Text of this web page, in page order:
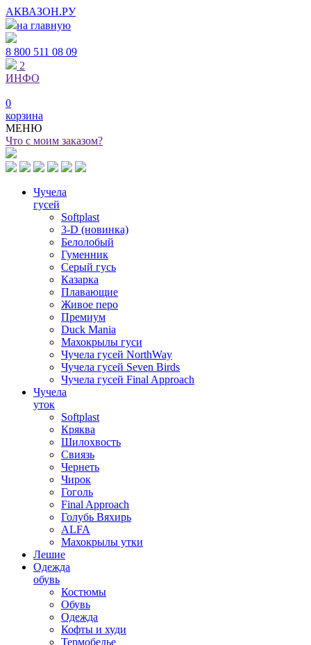
АКВАЗОН.РУ
на главную
8 800 511 08 09
2
ИНФО
0
корзина
МЕНЮ
Что с моим заказом?
Чучела
гусей
Softplast
3-D (новинка)
Белолобый
Гуменник
Серый гусь
Казарка
Плавающие
Живое перо
Премиум
Duck Mania
Махокрылы гуси
Чучела гусей NorthWay
Чучела гусей Seven Birds
Чучела гусей Final Approach
Чучела
уток
Softplast
Кряква
Шилохвость
Свиязь
Чернеть
Чирок
Гоголь
Final Approach
Голубь Вяхирь
ALFA
Махокрылы утки
Лешие
Одежда
обувь
Костюмы
Обувь
Одежда
Кофты и худи
Термобелье